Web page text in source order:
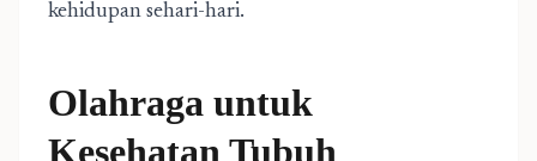
kehidupan sehari-hari.
Olahraga untuk
Kesehatan Tubuh